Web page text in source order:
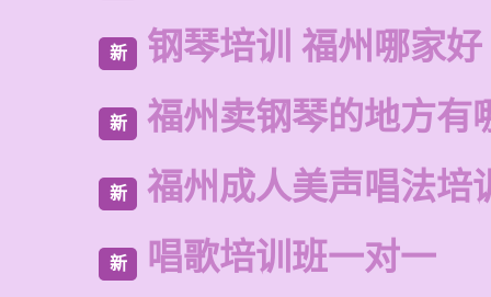
新 钢琴培训 福州哪家好
新 福州卖钢琴的地方有
新 福州成人美声唱法培
新 唱歌培训班一对一